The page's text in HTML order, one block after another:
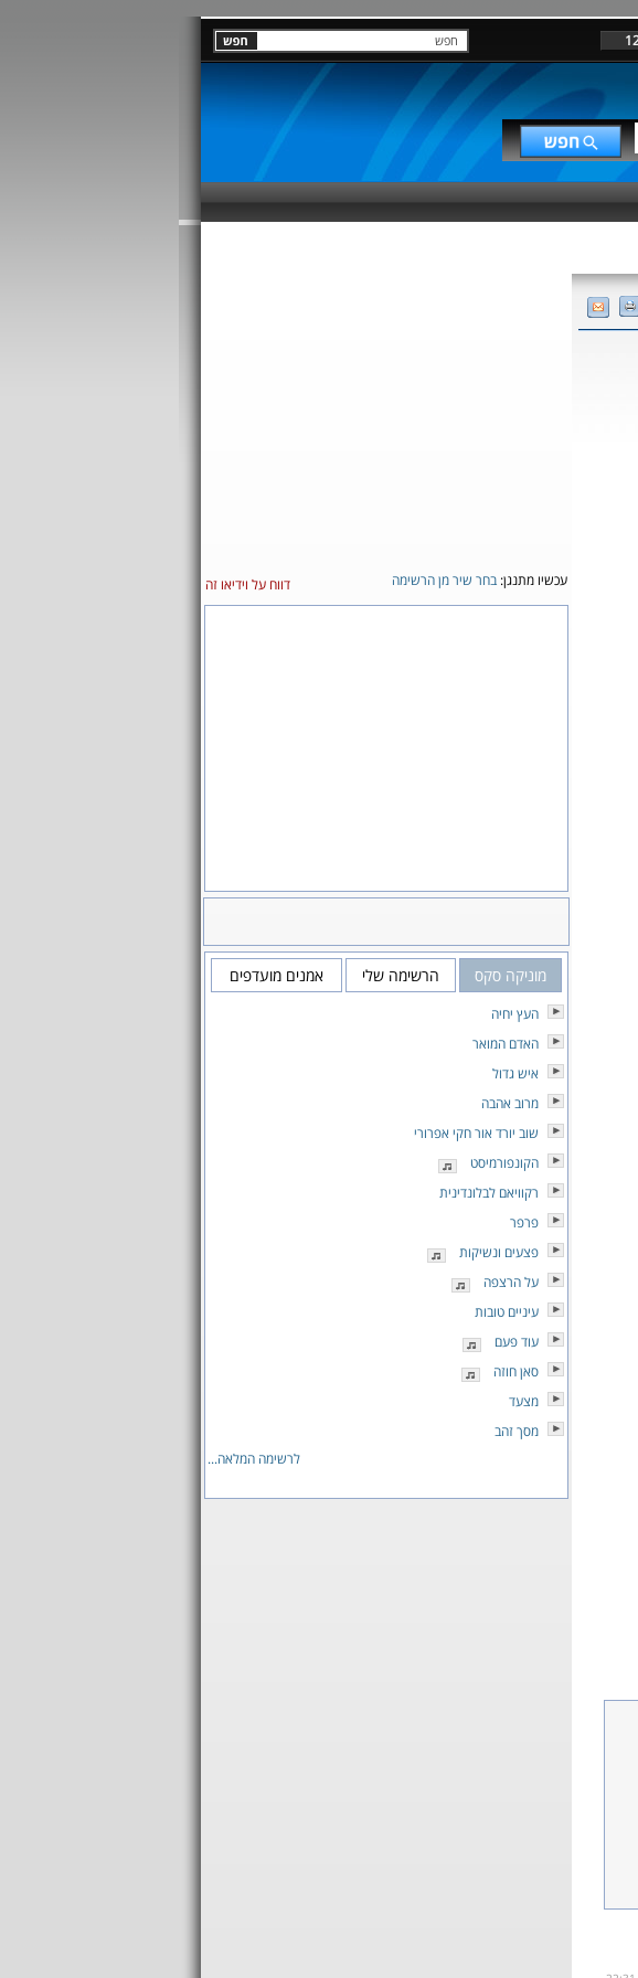
עכשיו מתנגן: בחר שיר מן הרשימה דווח על וידיאו זה
מוניקה סקס הרשימה שלי אמנים מועדפים
העץ יחיה
האדם המואר
איש גדול
מרוב אהבה
שוב יורד אור חקי אפרורי
הקונפורמיסט
רקוויאם לבלונדינית
פרפר
פצעים ונשיקות
על הרצפה
עיניים טובות
עוד פעם
סאן חוזה
מצעד
מסך זהב
לרשימה המלאה...